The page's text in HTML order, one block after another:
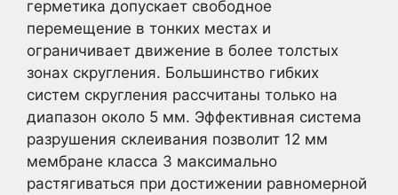
герметика допускает свободное
перемещение в тонких местах и
ограничивает движение в более толстых
зонах скругления. Большинство гибких
систем скругления рассчитаны только на
диапазон около 5 мм. Эффективная система
разрушения склеивания позволит 12 мм
мембране класса 3 максимально
растягиваться при достижении равномерной